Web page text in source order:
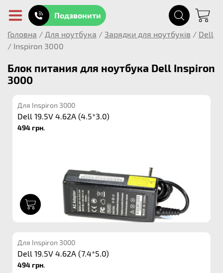
Подзвонити
Головна / Для ноутбука / Зарядки для ноутбуків / Dell
/ Inspiron 3000
Блок питания для ноутбука Dell Inspiron
3000
Для Inspiron 3000
Dell 19.5V 4.62A (4.5*3.0)
494 грн.
Для Inspiron 3000
Dell 19.5V 4.62A (7.4*5.0)
494 грн.